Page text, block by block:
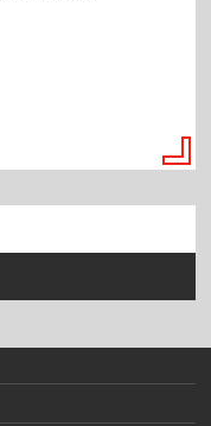
/ Language: EN